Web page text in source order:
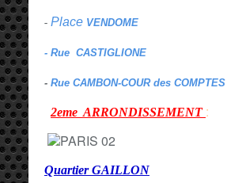
- Place VENDOME
- Rue CASTIGLIONE
- Rue CAMBON-COUR des COMPTES
2eme ARRONDISSEMENT :
Quartier GAILLON